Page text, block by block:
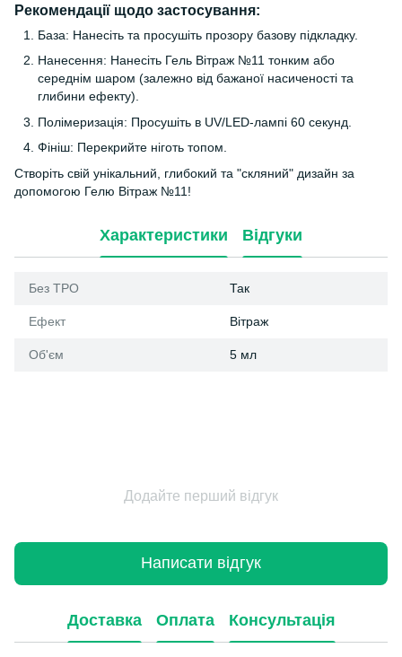
Рекомендації щодо застосування:
База: Нанесіть та просушіть прозору базову підкладку.
Нанесення: Нанесіть Гель Вітраж №11 тонким або
середнім шаром (залежно від бажаної насиченості та
глибини ефекту).
Полімеризація: Просушіть в UV/LED-лампі 60 секунд.
Фініш: Перекрийте ніготь топом.
Створіть свій унікальний, глибокий та "скляний" дизайн за
допомогою Гелю Вітраж №11!
Характеристики Відгуки
Без ТРО Так
Ефект Вітраж
Об'єм 5 мл
Додайте перший відгук
Написати відгук
Доставка Оплата Консультація